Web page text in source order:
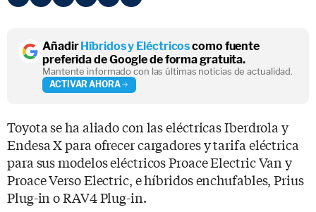
AñadirHíbridos y Eléctricoscomo fuente
preferida de Google de forma gratuita.
Mantente informado con las últimas noticias de actualidad.
ACTIVAR AHORA
Toyota se ha aliado con las eléctricas Iberdrola y
Endesa X para ofrecer cargadores y tarifa eléctrica
para sus modelos eléctricos Proace Electric Van y
Proace Verso Electric, e híbridos enchufables, Prius
Plug-in o RAV4 Plug-in.